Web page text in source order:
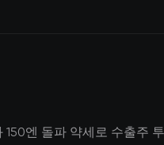
엔 돌파 약세로 수출주